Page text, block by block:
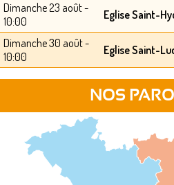
Dimanche 23 août -
10:00
Eglise Saint-
Dimanche 30 août -
10:00
Eglise Saint-
NOS